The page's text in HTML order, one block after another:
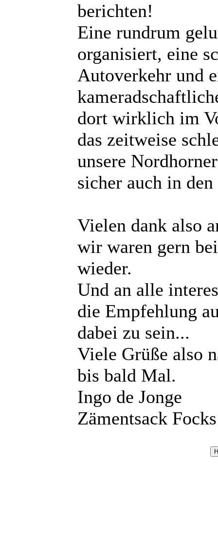
berichten!
Eine rundrum
organisiert, eine
Autoverkehr und
dort wirklich im
das zeitweise
unsere
sicher auch in
Vielen dank also
wir waren gern
wieder.
Und an alle
die Empfehlung
dabei zu sein...
Viele Grüße also
bis bald Mal.
Ingo de Jonge
Zämentsack Focks